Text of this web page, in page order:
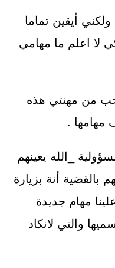
أيقين تماما
لا اعلم ما مهامي
من مهنتي هذه
مهامها .
_الله يعينهم
بالقضية أنة بزيارة
مهام جديدة
والتي لانكاد